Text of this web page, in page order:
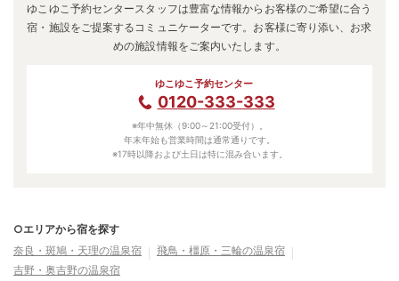
ゆこゆこ予約センタースタッフは豊富な情報からお客様のご希望に合う
宿・施設をご提案するコミュニケーターです。お客様に寄り添い、お求
めの施設情報をご案内いたします。
ゆこゆこ予約センター
0120-333-333
※年中無休（9:00～21:00受付）。
年末年始も営業時間は通常通りです。
※17時以降および土日は特に混み合います。
○エリアから宿を探す
奈良・斑鳩・天理の温泉宿
飛鳥・橿原・三輪の温泉宿
吉野・奥吉野の温泉宿